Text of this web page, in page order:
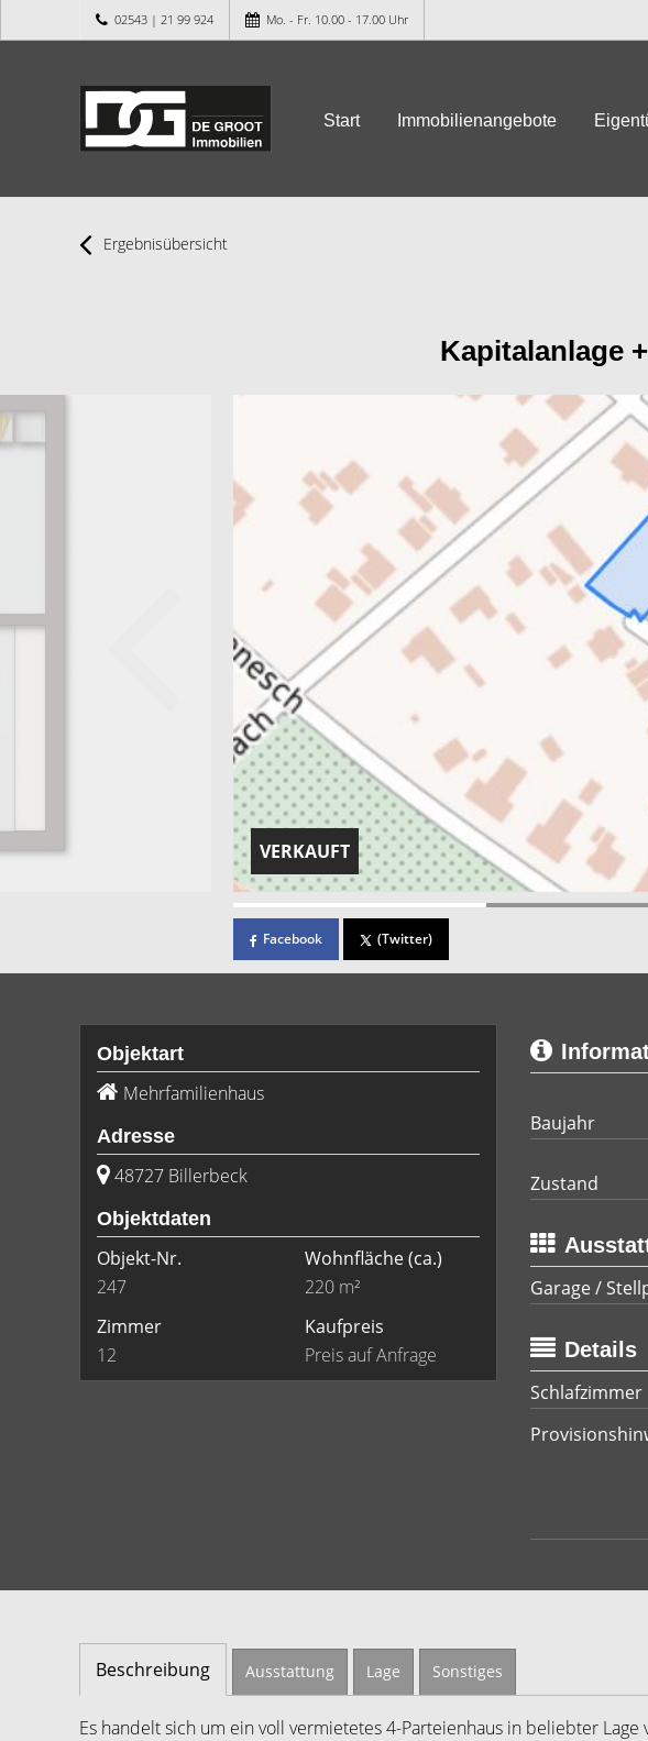
02543 | 21 99 924 Mo. - Fr. 10.00 - 17.00 Uhr
Start Immobilienangebote
Ergebnisübersicht
Kapitalanlage
VERKAUFT
Facebook (Twitter)
Objektart
Mehrfamilienhaus
Adresse
48727 Billerbeck
Objektdaten
Objekt-Nr.
247
Wohnfläche(ca.)
220 m²
Zimmer
12
Kaufpreis
Preis auf Anfrage
Baujahr
Zustand
Garage /
Details
Schlafzimmer
Beschreibung Ausstattung Lage Sonstiges
Es handelt sich um ein voll vermietetes 4-Parteienhaus in beliebter